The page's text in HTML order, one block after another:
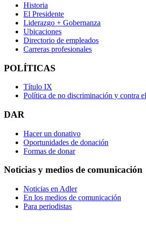
Historia
El Presidente
Liderazgo + Gobernanza
Ubicaciones
Directorio de empleados
Carreras profesionales
POLÍTICAS
Título IX
Política de no discriminación y contra
DAR
Hacer un donativo
Oportunidades de donación
Formas de donar
Noticias y medios de comunicación
Noticias en Adler
En los medios de comunicación
Para periodistas